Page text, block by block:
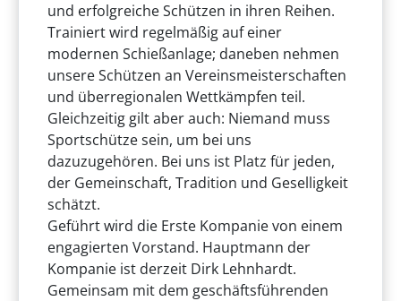
und erfolgreiche Schützen in ihren Reihen.
Trainiert wird regelmäßig auf einer
modernen Schießanlage; daneben nehmen
unsere Schützen an Vereinsmeisterschaften
und überregionalen Wettkämpfen teil.
Gleichzeitig gilt aber auch: Niemand muss
Sportschütze sein, um bei uns
dazuzugehören. Bei uns ist Platz für jeden,
der Gemeinschaft, Tradition und Geselligkeit
schätzt.
Geführt wird die Erste Kompanie von einem
engagierten Vorstand. Hauptmann der
Kompanie ist derzeit Dirk Lehnhardt.
Gemeinsam mit dem geschäftsführenden